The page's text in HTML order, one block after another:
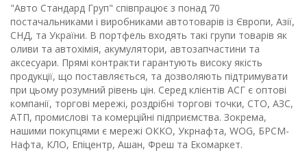
"Авто Стандард Груп" співпрацює з понад 70
постачальниками і виробниками автотоварів із Європи, Азії,
СНД, та України. В портфель входять такі групи товарів як
оливи та автохімія, акумулятори, автозапчастини та
аксесуари. Прямі контракти гарантують високу якість
продукції, що поставляється, та дозволяють підтримувати
при цьому розумний рівень цін. Серед клієнтів АСГ є оптові
компанії, торгові мережі, роздрібні торгові точки, СТО, АЗС,
АТП, промислові та комерційні підприємства. Зокрема,
нашими покупцями є мережі ОККО, Укрнафта, WOG, БРСМ-
Нафта, КЛО, Епіцентр, Ашан, Фреш та Екомаркет.